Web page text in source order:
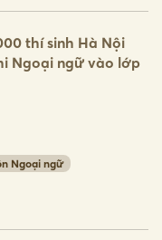
thí sinh Hà Nội
Ngoại ngữ vào lớp
Ngoại ngữ